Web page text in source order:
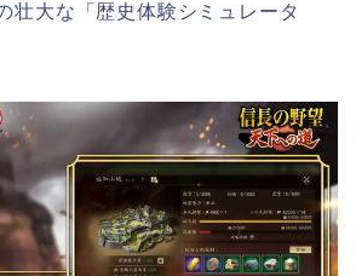
壮大な「歴史体験シミュレータ